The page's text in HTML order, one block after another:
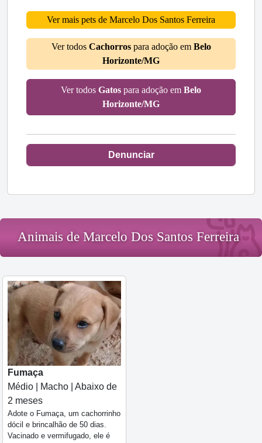
Ver mais pets de Marcelo Dos Santos Ferreira
Ver todos Cachorrospara adoção em Belo
Horizonte/MG
Ver todos Gatos para adoção em Belo
Horizonte/MG
Denunciar
Animais de Marcelo Dos Santos Ferreira
Fumaça
Médio | Macho | Abaixo de
2 meses
Adote o Fumaça, um cachorrinho
dócil e brincalhão de 50 dias.
Vacinado e vermifugado, ele é